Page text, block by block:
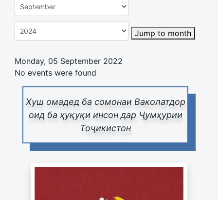
Хуш омадед ба сомонаи Ваколатдор
оид ба ҳуқуқи инсон дар Ҷумҳурии
Тоҷикистон
Jump to month
Monday, 05 September 2022
No events were found